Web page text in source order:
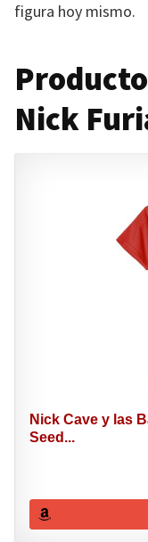
figura hoy mismo.
Nick
Nick Cave y las
Seed...